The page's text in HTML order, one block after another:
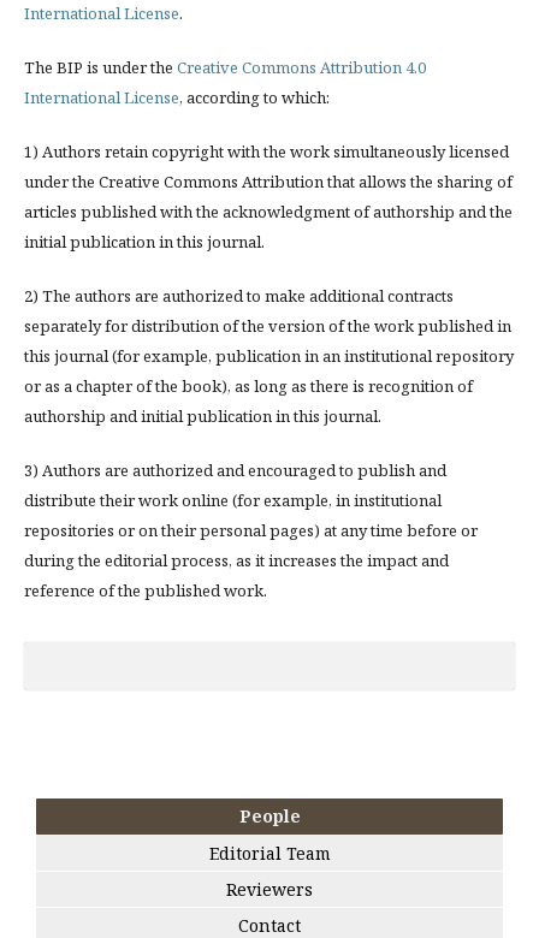
International License.
The BIP is under the Creative Commons Attribution 4.0
International License, according to which:
1) Authors retain copyright with the work simultaneously licensed
under the Creative Commons Attribution that allows the sharing of
articles published with the acknowledgment of authorship and the
initial publication in this journal.
2) The authors are authorized to make additional contracts
separately for distribution of the version of the work published in
this journal (for example, publication in an institutional repository
or as a chapter of the book), as long as there is recognition of
authorship and initial publication in this journal.
3) Authors are authorized and encouraged to publish and
distribute their work online (for example, in institutional
repositories or on their personal pages) at any time before or
during the editorial process, as it increases the impact and
reference of the published work.
People
Editorial Team
Reviewers
Contact